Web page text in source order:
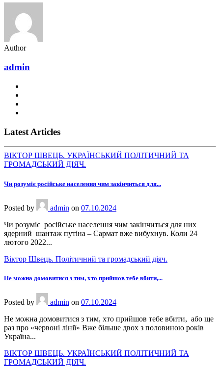
Author
admin
Latest Articles
ВІКТОР ШВЕЦЬ. УКРАЇНСЬКИЙ ПОЛІТИЧНИЙ ТА
ГРОМАДСЬКИЙ ДІЯЧ.
Чи розуміє російське населення чим закінчиться для...
Posted by admin on 07.10.2024
Чи розуміє російське населення чим закінчиться для них
ядерний шантаж путіна – Сармат вже вибухнув. Коли 24
лютого 2022...
Віктор Швець. Політичний та громадський діяч.
Не можна домовитися з тим, хто прийшов тебе вбити,...
Posted by admin on 07.10.2024
Не можна домовитися з тим, хто прийшов тебе вбити, або ще
раз про «червоні лінії» Вже більше двох з половиною років
Україна...
ВІКТОР ШВЕЦЬ. УКРАЇНСЬКИЙ ПОЛІТИЧНИЙ ТА
ГРОМАДСЬКИЙ ДІЯЧ.